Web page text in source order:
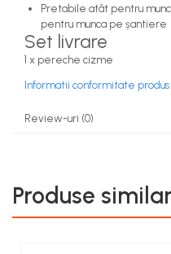
Pretabile atât pentru
pentru munca pe șantiere
Set livrare
1 x pereche cizme
Informatii conformitate produs
Review-uri (0)
Produse